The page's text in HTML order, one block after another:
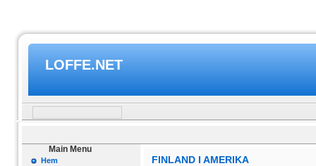
LOFFE.NET
Main Menu
Hem
FINLAND I AMERIKA